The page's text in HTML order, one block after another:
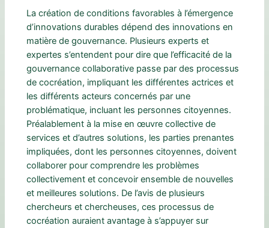
La création de conditions favorables à l’émergence
d’innovations durables dépend des innovations en
matière de gouvernance. Plusieurs experts et
expertes s’entendent pour dire que l’efficacité de la
gouvernance collaborative passe par des processus
de cocréation, impliquant les différentes actrices et
les différents acteurs concernés par une
problématique, incluant les personnes citoyennes.
Préalablement à la mise en œuvre collective de
services et d’autres solutions, les parties prenantes
impliquées, dont les personnes citoyennes, doivent
collaborer pour comprendre les problèmes
collectivement et concevoir ensemble de nouvelles
et meilleures solutions. De l’avis de plusieurs
chercheurs et chercheuses, ces processus de
cocréation auraient avantage à s’appuyer sur